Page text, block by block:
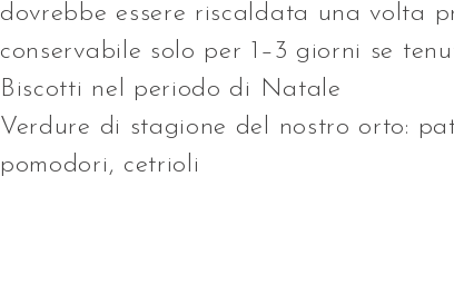
dovrebbe essere riscaldata una volta
conservabile solo per 1–3 giorni se
Biscotti nel periodo di Natale
Verdure di stagione del nostro orto:
pomodori, cetrioli